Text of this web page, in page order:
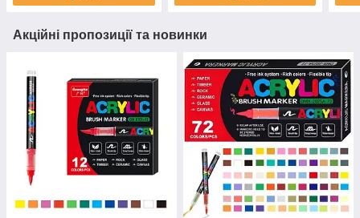
Акційні пропозиції та новинки